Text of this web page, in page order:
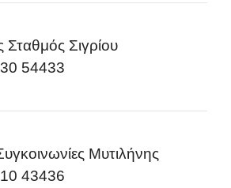
Σταθμός Σιγρίου
54433
Μυτιλήνης
43436